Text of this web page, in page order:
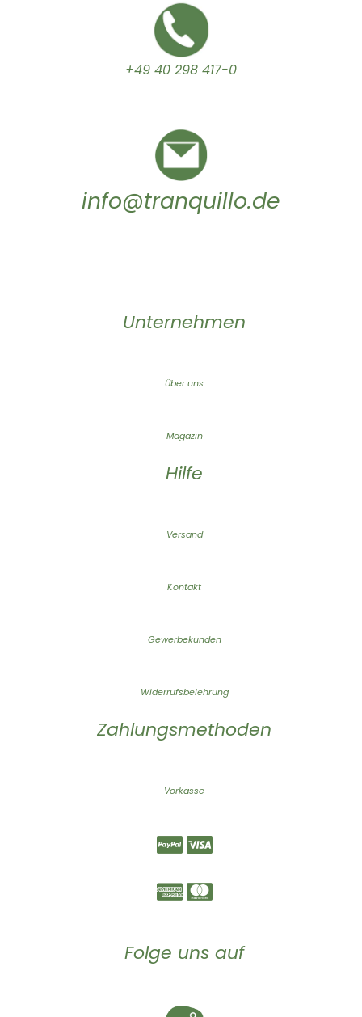
+49 40 298 417-0
info@tranquillo.de
Unternehmen
Über uns
Magazin
Hilfe
Versand
Kontakt
Gewerbekunden
Widerrufsbelehrung
Zahlungsmethoden
Vorkasse
Folge uns auf